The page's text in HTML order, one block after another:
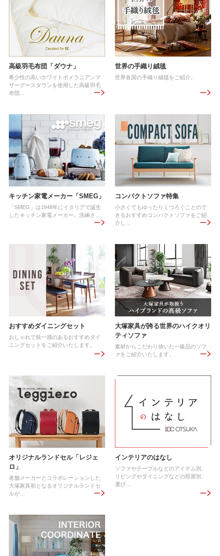
高級羽毛布団「ダウナ」
希少性の高いホワイトポメラニアンマ
ザーグースダウンを使用した高級羽毛
布団…
世界の手織り絨毯
世界各国の手織り絨毯をご紹介。
キッチン家電メーカー「SMEG」
「SMEG」は1948年にイタリアで誕生
したキッチン家電メーカー。洗練さ…
コンパクトソファ特集
小さくてもゆったりくつろぐことので
きるおすすめコンパクトソファをご紹
介し…
おすすめダイニングセット
おしゃれで統一感のあるおすすめダイ
ニングセットをご紹介いたします。
大塚家具が誇る世界のハイクオリ
ティソファ
素材からこだわり抜いた一級品のソフ
ァをご紹介いたします。
オリジナルランドセル「レジェ
ロ」
老舗メーカーとコラボレーションした
大塚家具初となるオリジナルランドセ
ルが…
インテリアのはなし
ソファやテーブルなどのアイテム別、
リビングやダイニングなどの部屋別、
選び…